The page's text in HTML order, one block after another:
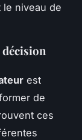
niveau de
décision
est
de
ces